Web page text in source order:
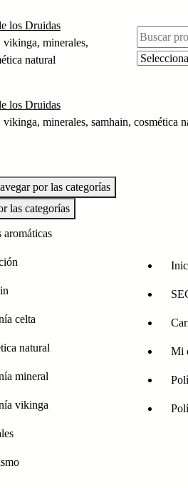
vikinga, minerales,
natural
vikinga, minerales, samhain, cosmética
por las categorías
las categorías
aromáticas
celta
natural
mineral
vikinga
Mi